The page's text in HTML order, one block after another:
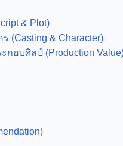
& Plot)
(Casting & Character)
กอบศิลป์ (Production